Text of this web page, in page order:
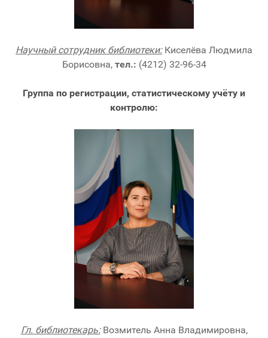
Научный сотрудник библиотеки:Киселёва Людмила
Борисовна, тел.: (4212) 32-96-34
Группа по регистрации, статистическому учёту и
контролю:
Гл. библиотекарь:Возмитель Анна Владимировна,